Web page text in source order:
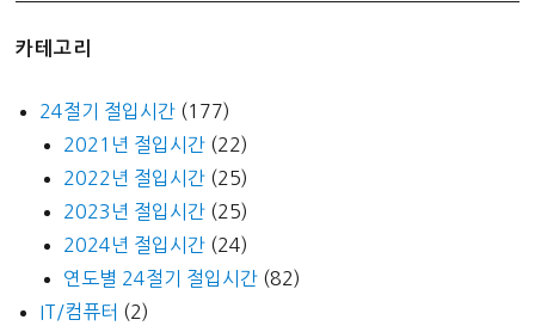
카테고리
24절기 절입시간 (177)
2021년 절입시간 (22)
2022년 절입시간 (25)
2023년 절입시간 (25)
2024년 절입시간 (24)
연도별 24절기 절입시간 (82)
IT/컴퓨터 (2)